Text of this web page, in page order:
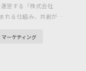
営する「株式会社
れる仕組み、共創が生
マーケティング